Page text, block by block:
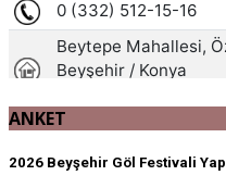
ANKET
2026 Beyşehir Göl Festivali